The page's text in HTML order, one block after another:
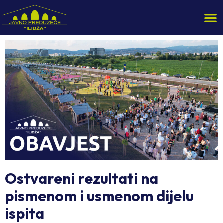
Ostvareni rezultati na
pismenom i usmenom dijelu
ispita